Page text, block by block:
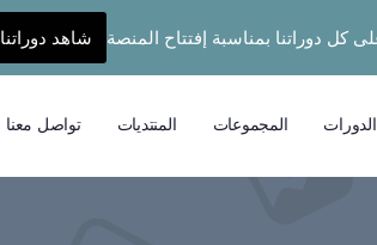
الدورات المجموعات المنتديات تواصل معنا
شاهد دوراتنا